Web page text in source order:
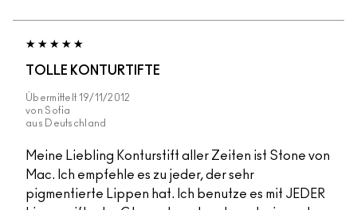
TOLLE KONTURTIFTE
Übermittelt 19/11/2012
von Sofia
aus
Deutschland
Meine Liebling Konturstift aller Zeiten ist Stone von
Mac. Ich empfehle es zu jeder, der sehr
pigmentierte Lippen hat. Ich benutze es mit JEDER